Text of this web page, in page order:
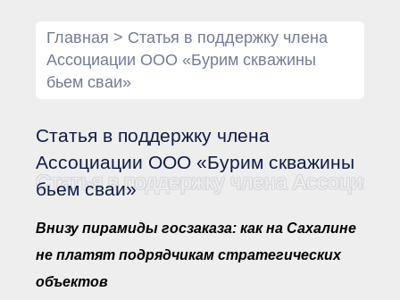
● Протоколы Правления
документы
● Сбор предложений во
внутренние документы
Реестры Ассоциации
Главная > Статья в поддержку члена
Ассоциации ООО «Бурим скважины
бьем сваи»
Статья в поддержку члена
Ассоциации ООО «Бурим скважины
бьем сваи»
Статья в поддержку члена
Внизу пирамиды госзаказа: как на Сахалине
не платят подрядчикам стратегических
объектов